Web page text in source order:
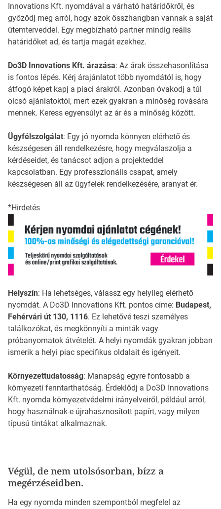
Innovations Kft. nyomdával a várható határidőkről, és
győződj meg arról, hogy azok összhangban vannak a saját
ütemterveddel. Egy megbízható partner mindig reális
határidőket ad, és tartja magát ezekhez.
Do3D Innovations Kft. árazása: Az árak összehasonlítása
is fontos lépés. Kérj árajánlatot több nyomdától is, hogy
átfogó képet kapj a piaci árakról. Azonban óvakodj a túl
olcsó ajánlatoktól, mert ezek gyakran a minőség rovására
mennek. Keress egyensúlyt az ár és a minőség között.
Ügyfélszolgálat: Egy jó nyomda könnyen elérhető és
készségesen áll rendelkezésre, hogy megválaszolja a
kérdéseidet, és tanácsot adjon a projekteddel
kapcsolatban. Egy professzionális csapat, amely
készségesen áll az ügyfelek rendelkezésére, aranyat ér.
*Hirdetés
Helyszín: Ha lehetséges, válassz egy helyileg elérhető
nyomdát. A Do3D Innovations Kft. pontos címe: Budapest,
Fehérvári út 130, 1116. Ez lehetővé teszi személyes
találkozókat, és megkönnyíti a minták vagy
próbanyomatok átvételét. A helyi nyomdák gyakran jobban
ismerik a helyi piac specifikus oldalait és igényeit.
Környezettudatosság: Manapság egyre fontosabb a
környezeti fenntarthatóság. Érdeklődj a Do3D Innovations
Kft. nyomda környezetvédelmi irányelveiről, például arról,
hogy használnak-e újrahasznosított papírt, vagy milyen
típusú tintákat alkalmaznak.
Végül, de nem utolsósorban, bízz a
megérzéseidben.
Ha egy nyomda minden szempontból megfelel az